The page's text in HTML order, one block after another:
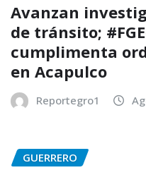
Avanzan
de tránsito;
cumplimenta
en Acapulco
Reportegro1
GUERRERO